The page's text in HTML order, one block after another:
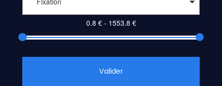
Valider